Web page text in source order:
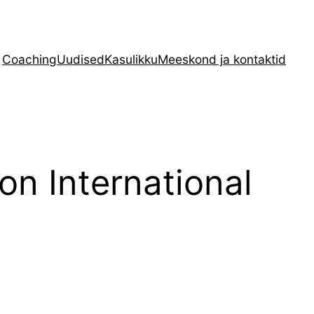
CoachingUudisedKasulikkuMeeskond ja kontaktid
International